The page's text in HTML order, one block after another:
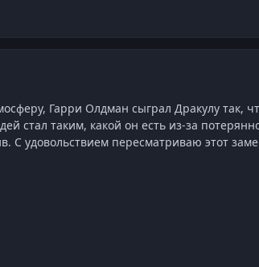
Гарри Олдман сыграл Дракулу так,
стал таким, какой он есть из-за
С удовольствием пересматриваю этот